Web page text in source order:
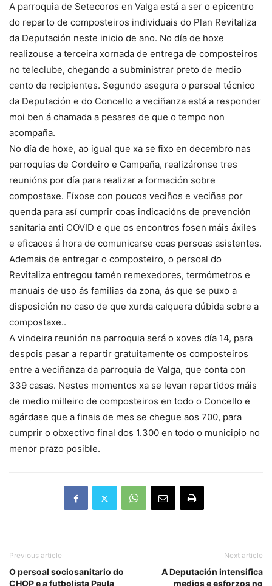
A parroquia de Setecoros en Valga está a ser o epicentro
do reparto de composteiros individuais do Plan Revitaliza
da Deputación neste inicio de ano. No día de hoxe
realizouse a terceira xornada de entrega de composteiros
no teleclube, chegando a subministrar preto de medio
cento de recipientes. Segundo asegura o persoal técnico
da Deputación e do Concello a veciñanza está a responder
moi ben á chamada a pesares de que o tempo non
acompaña.
No día de hoxe, ao igual que xa se fixo en decembro nas
parroquias de Cordeiro e Campaña, realizáronse tres
reunións por día para realizar a formación sobre
compostaxe. Fíxose con poucos veciños e veciñas por
quenda para así cumprir coas indicacións de prevención
sanitaria anti COVID e que os encontros fosen máis áxiles
e eficaces á hora de comunicarse coas persoas asistentes.
Ademais de entregar o composteiro, o persoal do
Revitaliza entregou tamén remexedores, termómetros e
manuais de uso ás familias da zona, ás que se puxo a
disposición no caso de que xurda calquera dúbida sobre a
compostaxe..
A vindeira reunión na parroquia será o xoves día 14, para
despois pasar a repartir gratuitamente os composteiros
entre a veciñanza da parroquia de Valga, que conta con
339 casas. Nestes momentos xa se levan repartidos máis
de medio milleiro de composteiros en todo o Concello e
agárdase que a finais de mes se chegue aos 700, para
cumprir o obxectivo final dos 1.300 en todo o municipio no
menor prazo posible.
Previous article
O persoal sociosanitario do
CHOP e a futbolista Paula
Next article
A Deputación intensifica
medios e esforzos no